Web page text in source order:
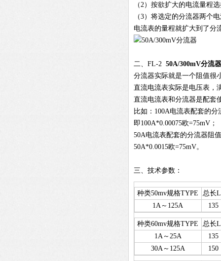
（2）按欲扩大的电流量程
（3）将选定的分流器两个
电流表的量程就扩大到了分
二、FL-2 50A/300mV分流器
分流器实际就是一个阻值很
直流电流表实际是电压表，
直流电流表和分流器是配套
比如：100A电流表配套的分
即100A*0.00075欧=75mV；
50A电流表配套的分流器阻
50A*0.0015欧=75mV。
三、技术参数：
种类50mv规格TYPE
总长
1A～125A
135
种类60mv规格TYPE
总长
1A～25A
135
30A～125A
150